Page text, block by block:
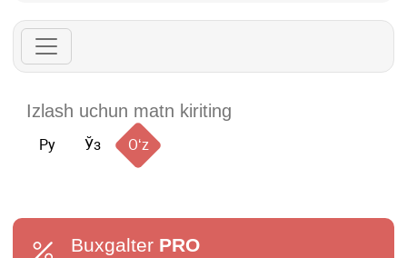
Ру Ўз Oʻz
Buxgalter PRO